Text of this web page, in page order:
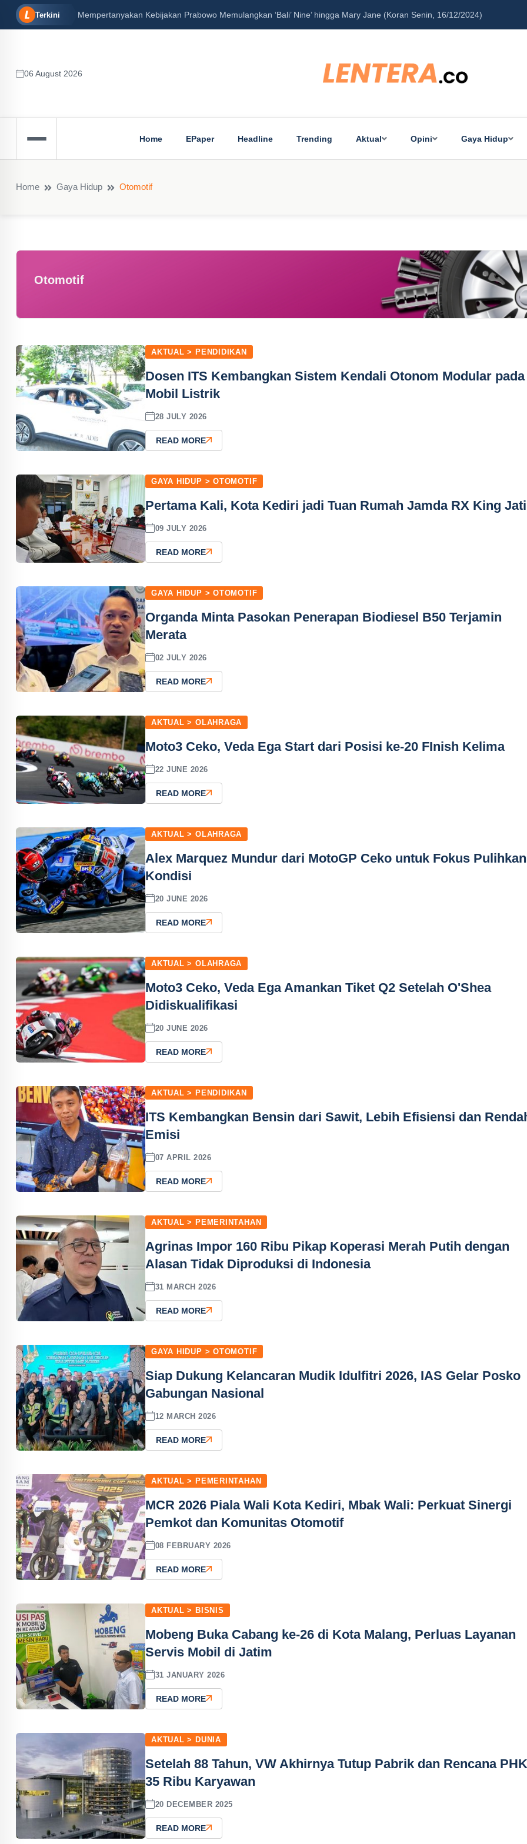
Terkini Mempertanyakan Kebijakan Prabowo Memulangkan ‘Bali’ Nine’ hingga Mary Jane (Koran Senin, 16/12/2024)
06 August 2026
Home EPaper Headline Trending Aktual Opini Gaya Hidup
Home Gaya Hidup Otomotif
Otomotif
AKTUAL > PENDIDIKAN
Dosen ITS Kembangkan Sistem Kendali Otonom Modular pada
Mobil Listrik
28 JULY 2026
READ MORE
GAYA HIDUP > OTOMOTIF
Pertama Kali, Kota Kediri jadi Tuan Rumah Jamda RX King
09 JULY 2026
READ MORE
GAYA HIDUP > OTOMOTIF
Organda Minta Pasokan Penerapan Biodiesel B50 Terjamin
Merata
02 JULY 2026
READ MORE
AKTUAL > OLAHRAGA
Moto3 Ceko, Veda Ega Start dari Posisi ke-20 FInish Kelima
22 JUNE 2026
READ MORE
AKTUAL > OLAHRAGA
Alex Marquez Mundur dari MotoGP Ceko untuk Fokus Pulihkan
Kondisi
20 JUNE 2026
READ MORE
AKTUAL > OLAHRAGA
Moto3 Ceko, Veda Ega Amankan Tiket Q2 Setelah O'Shea
Didiskualifikasi
20 JUNE 2026
READ MORE
AKTUAL > PENDIDIKAN
ITS Kembangkan Bensin dari Sawit, Lebih Efisiensi dan
Emisi
07 APRIL 2026
READ MORE
AKTUAL > PEMERINTAHAN
Agrinas Impor 160 Ribu Pikap Koperasi Merah Putih dengan
Alasan Tidak Diproduksi di Indonesia
31 MARCH 2026
READ MORE
GAYA HIDUP > OTOMOTIF
Siap Dukung Kelancaran Mudik Idulfitri 2026, IAS Gelar Posko
Gabungan Nasional
12 MARCH 2026
READ MORE
AKTUAL > PEMERINTAHAN
MCR 2026 Piala Wali Kota Kediri, Mbak Wali: Perkuat Sinergi
Pemkot dan Komunitas Otomotif
08 FEBRUARY 2026
READ MORE
AKTUAL > BISNIS
Mobeng Buka Cabang ke-26 di Kota Malang, Perluas Layanan
Servis Mobil di Jatim
31 JANUARY 2026
READ MORE
AKTUAL > DUNIA
Setelah 88 Tahun, VW Akhirnya Tutup Pabrik dan Rencana PHK
35 Ribu Karyawan
20 DECEMBER 2025
READ MORE